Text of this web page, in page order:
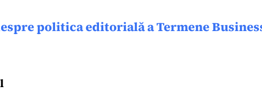
politica editorială a Termene